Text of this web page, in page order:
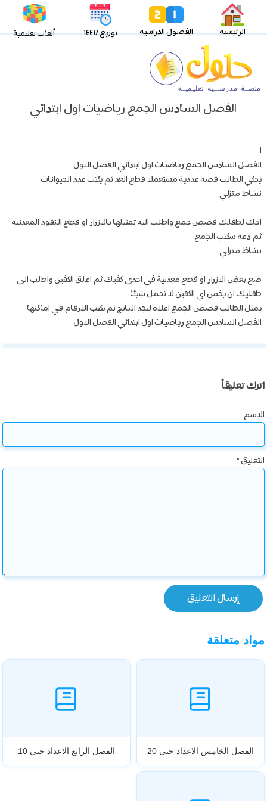
الرئيسية الفصول الدراسية توزيع ١٤٤٧ ألعاب تعليمية
الفصل السادس الجمع رياضيات اول ابتدائي
الفصل السادس الجمع رياضيات اول ابتدائي الفصل الاول
يحكي الطالب قصة عددية مستعملا قطع العد ثم يكتب عدد الحيوانات
نشاط منزلي
احك لطفلك قصص جمع واطلب اليه تمثيلها بالازرار او قطع النقود المعدنية
ثم دعه سكتب الجمع
نشاظ منزلي
ضع بعض الازرار او قطع معدنية في احدى كفيك ثم اغلق الكفين واطلب الى
طفليك ان يخمن اي الكفين لا تحمل شيئا
يمثل الطالب قصص الجمع اعلاه ليجد الناتج ثم يكتب الارقام في اماكنها
الفصل السادس الجمع رياضيات اول ابتدائي الفصل الاول
اترك تعليقاً
الاسم
التعليق*
مواد متعلقة
الفصل الخامس الاعداد حتى 20 الفصل الرابع الاعداد حتى 10